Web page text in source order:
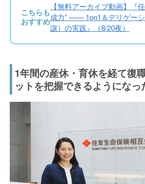
こちらも
おすすめ
【無料アーカイブ動画】『
成力” —— 1on1＆デリゲー
譲）の実践』（8/20夜）
1年間の産休・育休を経て復
ットを把握できるようになっ